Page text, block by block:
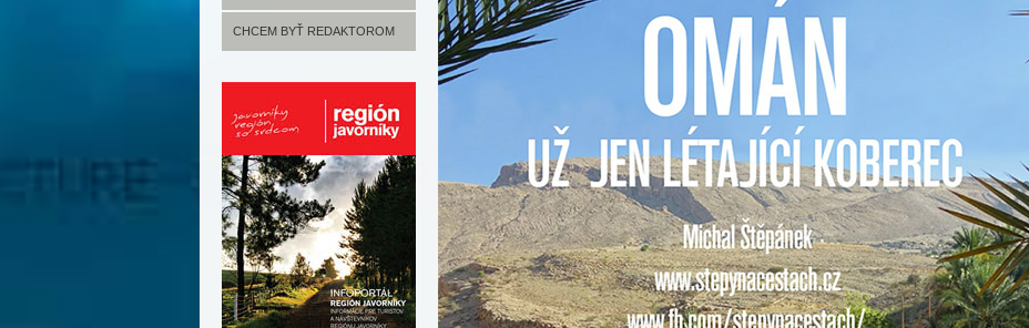
CHCEM BYŤ REDAKTOROM